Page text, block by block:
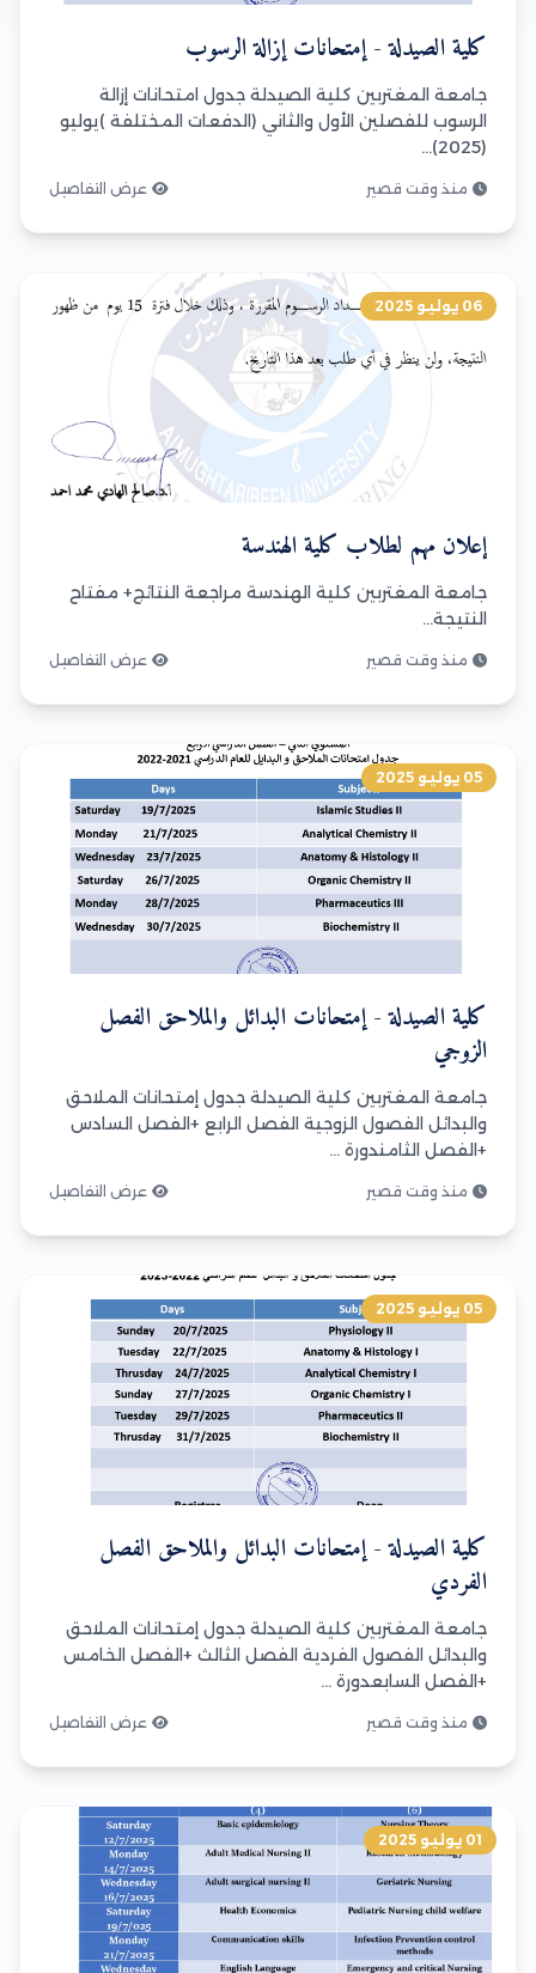
كلية الصيدلة - إمتحانات إزالة الرسوب
جامعة المغتربين كلية الصيدلة جدول امتحانات إزالة
الرسوب للفصلين الأول والثاني (الدفعات المختلفة )يوليو
منذ وقت قصير عرض التفاصيل
06 يوليو 2025
إعلان مهم لطلاب كلية الهندسة
جامعة المغتربين كلية الهندسة مراجعة النتائج+ مفتاح
النتيجة...
منذ وقت قصير عرض التفاصيل
05 يوليو 2025
كلية الصيدلة - إمتحانات البدائل والملاحق الفصل
الزوجي
جامعة المغتربين كلية الصيدلة جدول إمتحانات الملاحق
والبدائل الفصول الزوجية الفصل الرابع +الفصل السادس
+الفصل الثامندورة ...
منذ وقت قصير عرض التفاصيل
05 يوليو 2025
كلية الصيدلة - إمتحانات البدائل والملاحق الفصل
الفردي
جامعة المغتربين كلية الصيدلة جدول إمتحانات الملاحق
والبدائل الفصول الفردية الفصل الثالث +الفصل الخامس
+الفصل السابعدورة ...
منذ وقت قصير عرض التفاصيل
01 يوليو 2025